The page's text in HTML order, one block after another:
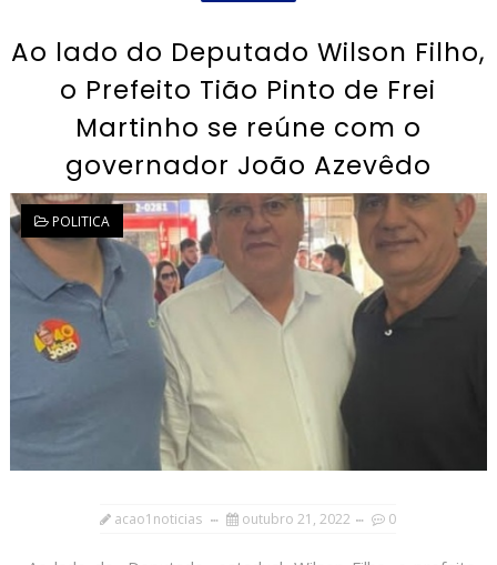
Ao lado do Deputado Wilson Filho,
o Prefeito Tião Pinto de Frei
Martinho se reúne com o
governador João Azevêdo
POLITICA
acao1noticias outubro 21, 2022 0